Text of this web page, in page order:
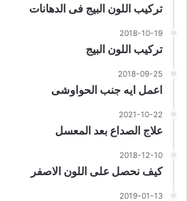
تركيب اللون البيج فى الدهانات
2018-10-19
تركيب اللون البيج
2018-09-25
اعمل ايه جنب الحواوشى
2021-10-22
علاج الصداع بعد المعسل
2018-12-10
كيف نحصل على اللون الاصفر
2019-01-13